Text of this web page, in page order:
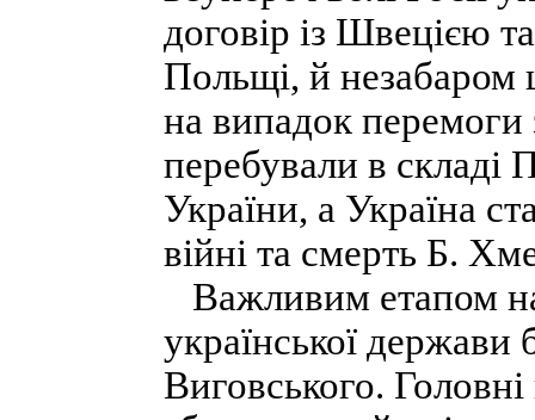
договір із Швецією
Польщі, й незабаром
на випадок перемоги
перебували в складі
України, а Україна
війні та смерть Б.
Важливим етапом
української держави
Виговського. Головні